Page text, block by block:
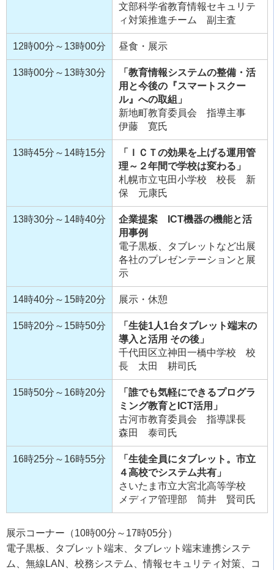
文部科学省教育情報セキュリテ
ィ対策推進チーム 副主査
12時00分～13時00分 昼食・展示
13時00分～13時30分
「教育情報システムの整備・活
用と今後の『スマートスクー
ル』への取組」
新地町教育委員会 指導主事
伊藤 寛氏
13時45分～14時15分
「ＩＣＴの効果を上げる運用管
理～２年間で学校は変わる」
札幌市立屯田小学校 校長 新
保 元康氏
13時30分～14時40分
企業提案 ICT機器の機能と活
用事例
電子黒板、タブレットなど出展
各社のプレゼンテーションと展
示
14時40分～15時20分 展示・休憩
15時20分～15時50分
「生徒1人1台タブレット端末の
導入と活用 その後」
千代田区立神田一橋中学校 校
長 太田 耕司氏
15時50分～16時20分
「誰でも気軽にできるプログラ
ミング教育とICT活用」
古河市教育委員会 指導課長
森田 泰司氏
16時25分～16時55分
「生徒全員にタブレット。市立
４高校でシステム共有」
さいたま市立大宮北高等学校
メディア管理部 筒井 賢司氏
展示コーナー（10時00分～17時05分）
電子黒板、タブレット端末、タブレット端末連携システ
ム、無線LAN、校務システム、情報セキュリティ対策、コ